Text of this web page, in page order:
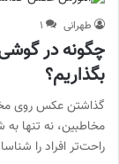
طهرانی ۱
چگونه در
بگذاریم؟
گذاشتن عکس روی
مخاطبین، نه تنها
راحت‌تر افراد را